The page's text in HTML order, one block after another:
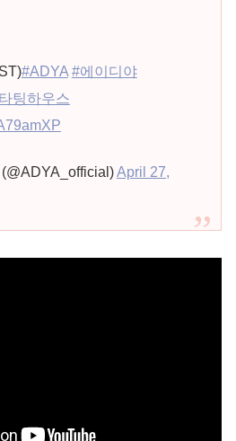
#ADYA #에이디야
팅하우스
April 27,